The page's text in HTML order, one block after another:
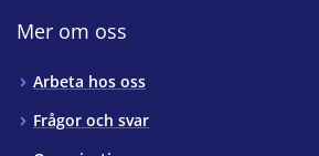
Mer om oss
Arbeta hos oss
Frågor och svar